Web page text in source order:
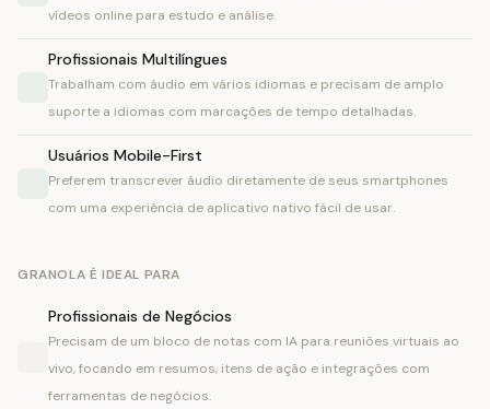
vídeos online para estudo e análise.
Profissionais Multilíngues
Trabalham com áudio em vários idiomas e precisam de amplo
suporte a idiomas com marcações de tempo detalhadas.
Usuários Mobile-First
Preferem transcrever áudio diretamente de seus smartphones
com uma experiência de aplicativo nativo fácil de usar.
GRANOLA É IDEAL PARA
Profissionais de Negócios
Precisam de um bloco de notas com IA para reuniões virtuais ao
vivo, focando em resumos, itens de ação e integrações com
ferramentas de negócios.